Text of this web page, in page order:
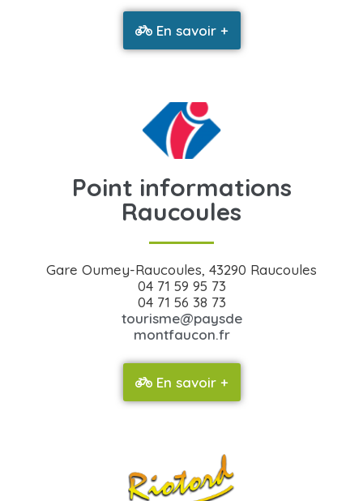
En savoir +
Point informations
Raucoules
Gare Oumey-Raucoules, 43290 Raucoules
04 71 59 95 73
04 71 56 38 73
tourisme@paysde
montfaucon.fr
En savoir +